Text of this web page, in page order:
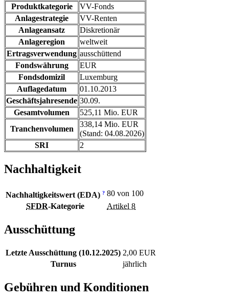
Produktkategorie
VV-Fonds
Anlagestrategie
VV-Renten
Anlageansatz
Diskretionär
Anlageregion
weltweit
Ertragsverwendung ausschüttend
Fondswährung
EUR
Fondsdomizil
Luxemburg
Auflagedatum
01.10.2013
Geschäftsjahresende 30.09.
Gesamtvolumen
525,11 Mio. EUR
Tranchenvolumen
338,14 Mio. EUR
(Stand: 04.08.2026)
SRI
2
Nachhaltigkeit
Nachhaltigkeitswert (EDA) ? 80 von 100
SFDR-Kategorie Artikel 8
Ausschüttung
Letzte Ausschüttung (10.12.2025) 2,00 EUR
Turnus
jährlich
Gebühren und Konditionen